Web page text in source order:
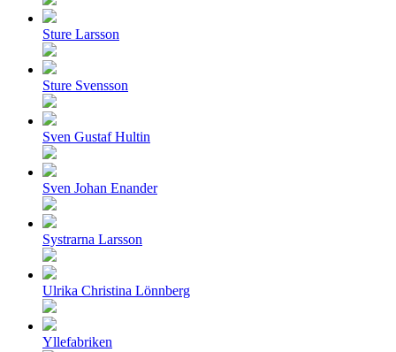
Sture Larsson
Sture Svensson
Sven Gustaf Hultin
Sven Johan Enander
Systrarna Larsson
Ulrika Christina Lönnberg
Yllefabriken